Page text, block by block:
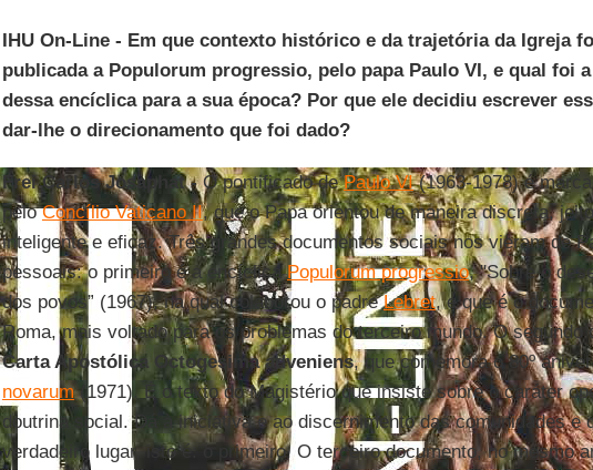
IHU On-Line - Em que contexto histórico e da trajetória da Igreja
publicada a Populorum progressio, pelo papa Paulo VI, e qual foi
dessa encíclica para a sua época? Por que ele decidiu escrever
dar-lhe o direcionamento que foi dado?
Frei Carlos Josaphat -O pontificado dePaulo VI(1963-1978) é
peloConcílio Vaticano II, que o Papa orientou de maneira discreta,
inteligente e eficaz. Três grandes documentos sociais nos vieram de
pessoais: o primeiro é a encíclicaPopulorum progressio, "Sobre o
dos povos” (1967), na qual colaborou o padreLebret, e que é o
Roma, mais voltado para os problemas do terceiro mundo. O segundo
Carta Apostólica Octogesima adveniens, que comemora o 80º
novarum(1971). É o texto do Magistério que insiste sobre o caráter
doutrina social. Dá à iniciativa e ao discernimento das comunidades e
verdadeiro lugar, isto é: o primeiro. O terceiro documento, no mesmo